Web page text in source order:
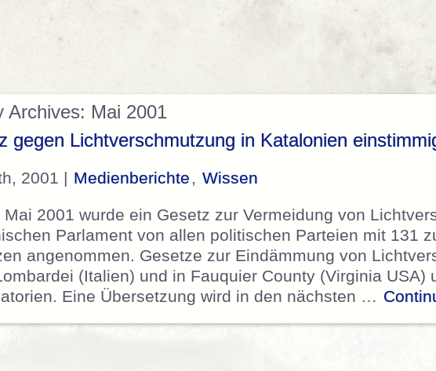
Archives: Mai 2001
gegen Lichtverschmutzung in Katalonien
2001 | Medienberichte , Wissen
Mai 2001 wurde ein Gesetz zur Vermeidung von
Parlament von allen politischen Parteien mit 131
angenommen. Gesetze zur Eindämmung von
(Italien) und in Fauquier County (Virginia USA)
Eine Übersetzung wird in den nächsten …